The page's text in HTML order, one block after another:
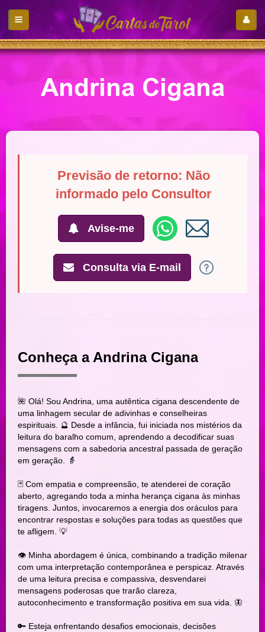
Andrina Cigana
Previsão de retorno: Não
informado pelo Consultor
Avise-me
Consulta via E-mail
Conheça a Andrina Cigana
🌺 Olá! Sou Andrina, uma autêntica cigana descendente de
uma linhagem secular de adivinhas e conselheiras
espirituais. 🔮 Desde a infância, fui iniciada nos mistérios da
leitura do baralho comum, aprendendo a decodificar suas
mensagens com a sabedoria ancestral passada de geração
em geração. 👵
🃏 Com empatia e compreensão, te atenderei de coração
aberto, agregando toda a minha herança cigana às minhas
tiragens. Juntos, invocaremos a energia dos oráculos para
encontrar respostas e soluções para todas as questões que
te afligem. 💡
👁️ Minha abordagem é única, combinando a tradição milenar
com uma interpretação contemporânea e perspicaz. Através
de uma leitura precisa e compassiva, desvendarei
mensagens poderosas que trarão clareza,
autoconhecimento e transformação positiva em sua vida. 🦋
🔑 Esteja enfrentando desafios emocionais, decisões